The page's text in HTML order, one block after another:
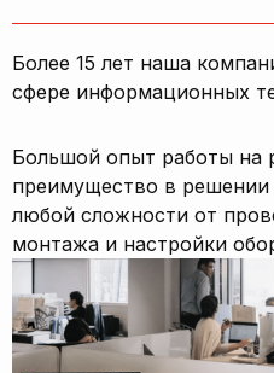
Более 15 лет наша
сфере информационных
Большой опыт работы на
преимущество в решении
любой сложности от
монтажа и настройки